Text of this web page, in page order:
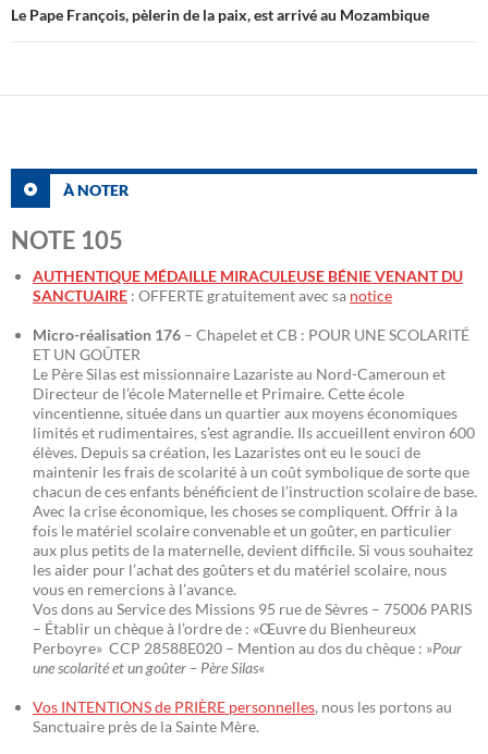
Le Pape François, pèlerin de la paix, est arrivé au Mozambique
À NOTER
NOTE 105
AUTHENTIQUE MÉDAILLE MIRACULEUSE BÉNIE VENANT DU
SANCTUAIRE : OFFERTE gratuitement avec sa notice
Micro-réalisation 176 – Chapelet et CB : POUR UNE SCOLARITÉ
ET UN GOÛTER
Le Père Silas est missionnaire Lazariste au Nord-Cameroun et
Directeur de l’école Maternelle et Primaire. Cette école
vincentienne, située dans un quartier aux moyens économiques
limités et rudimentaires, s’est agrandie. Ils accueillent environ 600
élèves. Depuis sa création, les Lazaristes ont eu le souci de
maintenir les frais de scolarité à un coût symbolique de sorte que
chacun de ces enfants bénéficient de l’instruction scolaire de base.
Avec la crise économique, les choses se compliquent. Offrir à la
fois le matériel scolaire convenable et un goûter, en particulier
aux plus petits de la maternelle, devient difficile. Si vous souhaitez
les aider pour l’achat des goûters et du matériel scolaire, nous
vous en remercions à l’avance.
Vos dons au Service des Missions 95 rue de Sèvres – 75006 PARIS
– Établir un chèque à l’ordre de : «Œuvre du Bienheureux
Perboyre» CCP 28588E020 – Mention au dos du chèque : »Pour
une scolarité et un goûter – Père Silas«
Vos INTENTIONS de PRIÈRE personnelles, nous les portons au
Sanctuaire près de la Sainte Mère.